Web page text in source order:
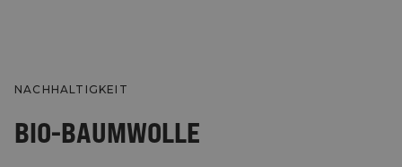
NACHHALTIGKEIT
BIO-BAUMWOLLE